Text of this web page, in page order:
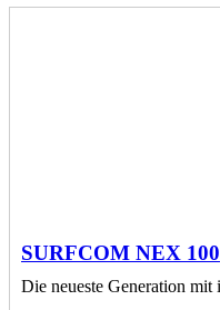
SURFCOM NEX 100
Die neueste Generation